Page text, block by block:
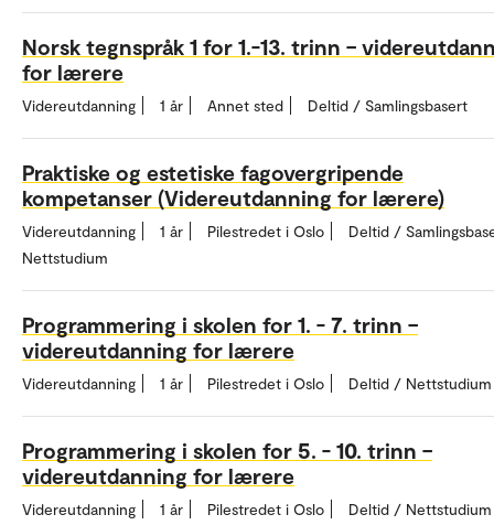
Norsk tegnspråk 1 for 1.-13. trinn –
for lærere
Videreutdanning 1 år Annet sted Deltid / Samlingsbasert
Praktiske og estetiske fagovergripende
kompetanser (Videreutdanning for lærere)
Videreutdanning 1 år Pilestredet i Oslo
Deltid /
Nettstudium
Programmering i skolen for 1. - 7. trinn –
videreutdanning for lærere
Videreutdanning 1 år Pilestredet i Oslo Deltid / Nettstudium
Programmering i skolen for 5. - 10. trinn –
videreutdanning for lærere
Videreutdanning 1 år Pilestredet i Oslo Deltid / Nettstudium